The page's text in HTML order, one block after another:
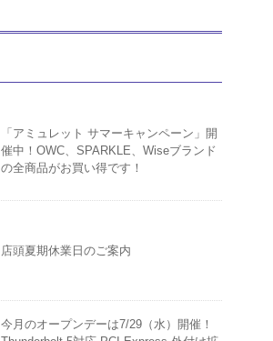
「アミュレット サマーキャンペーン」開
催中！OWC、SPARKLE、Wiseブランド
の全商品がお買い得です！
店頭夏期休業日のご案内
今月のオープンデーは7/29（水）開催！